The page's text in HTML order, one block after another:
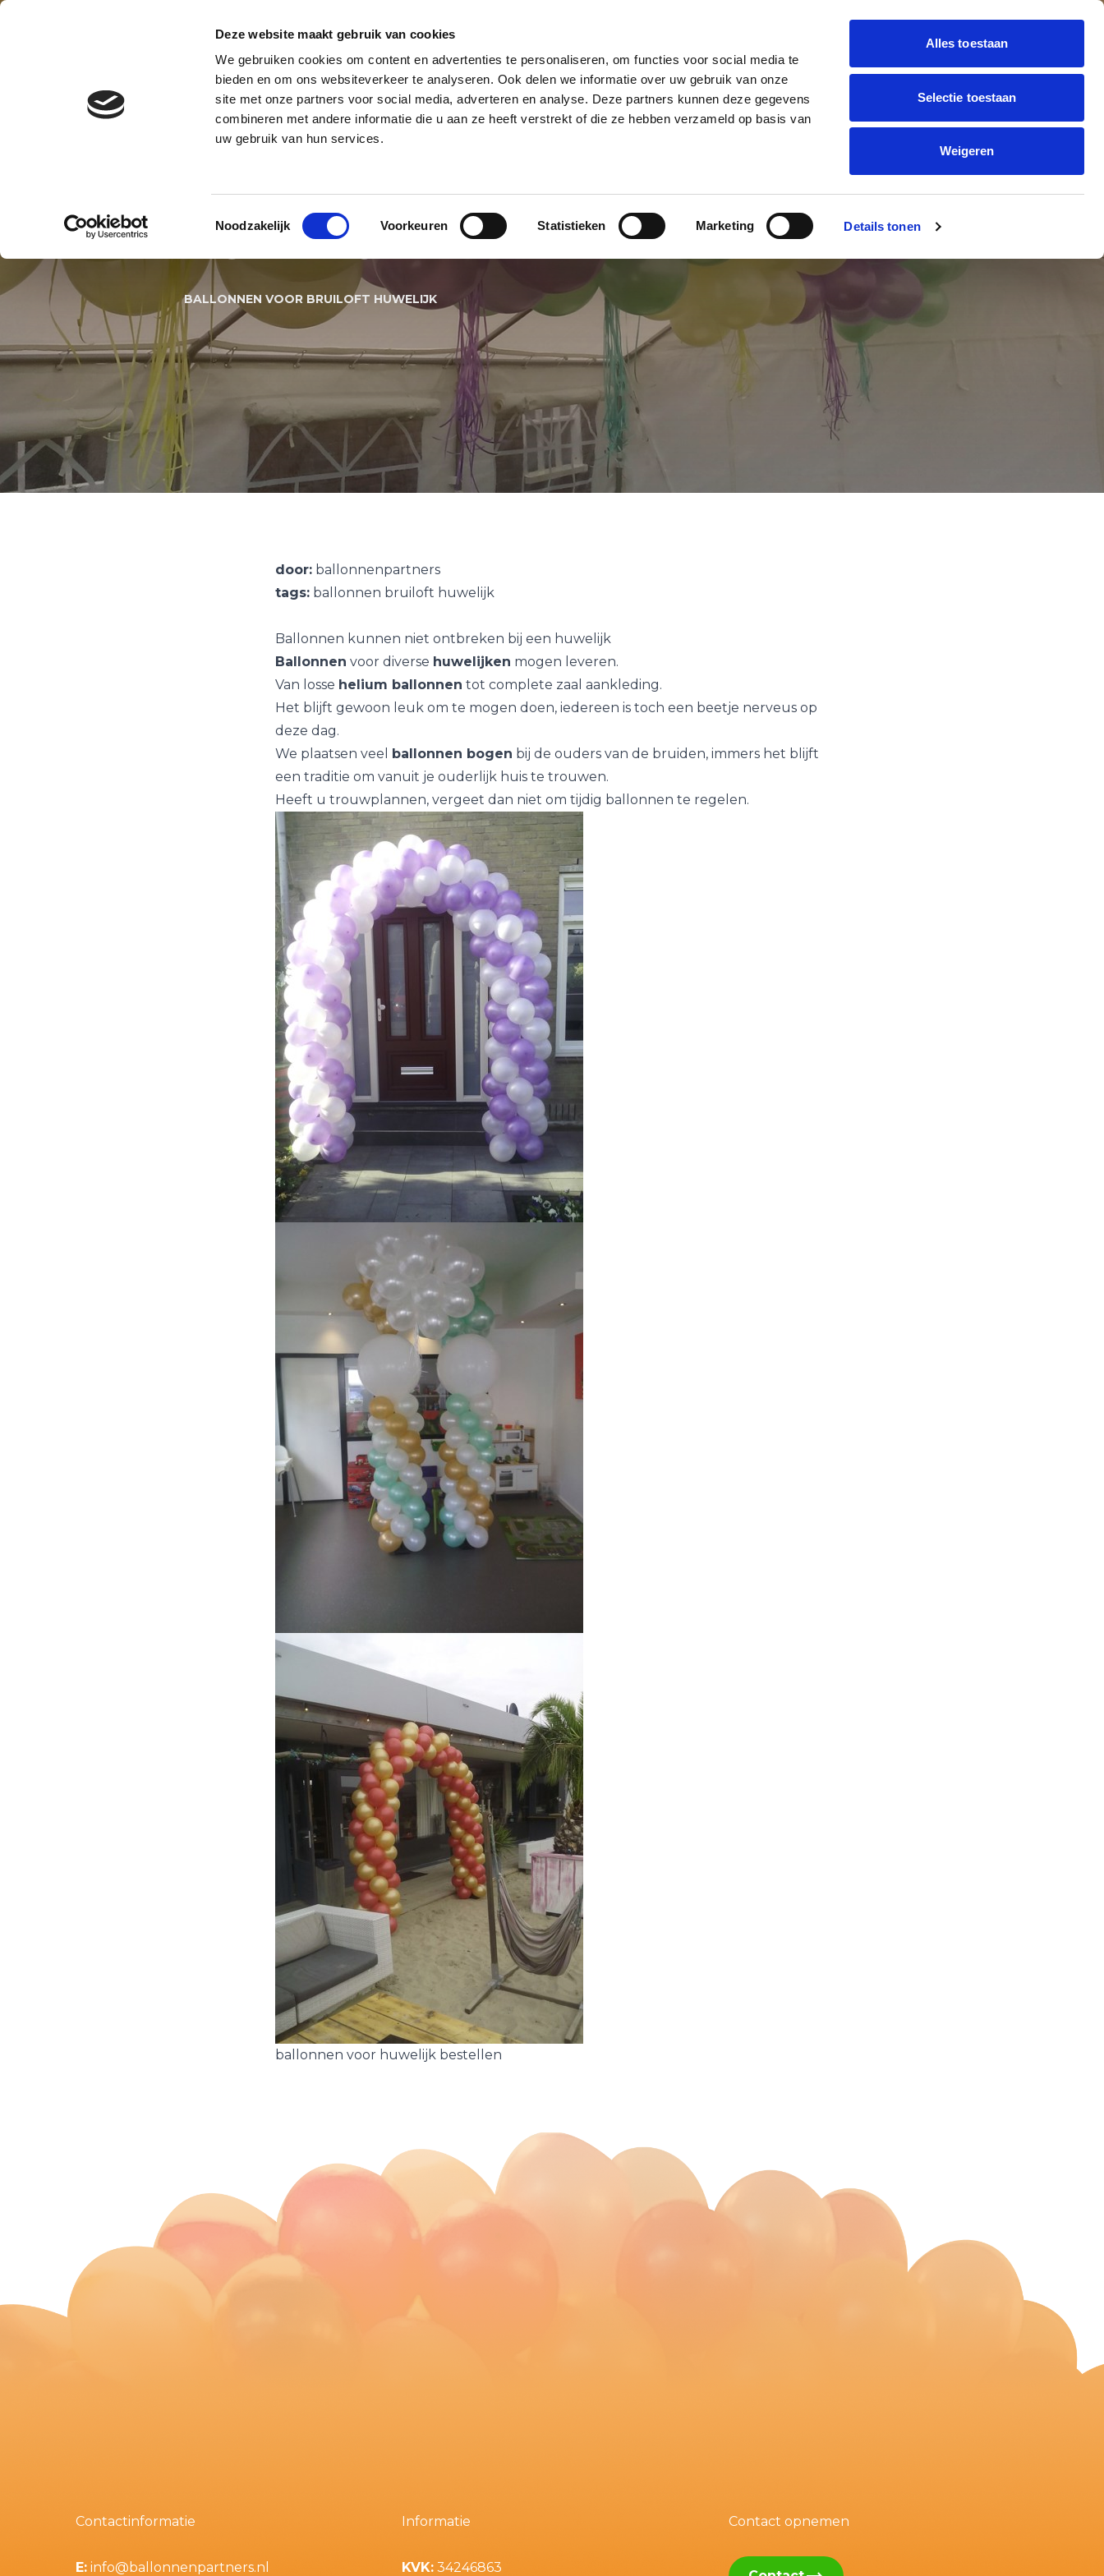
Deze website maakt gebruik van cookies
We gebruiken cookies om content en advertenties te personaliseren, om functies voor social media te
bieden en om ons websiteverkeer te analyseren. Ook delen we informatie over uw gebruik van onze
site met onze partners voor social media, adverteren en analyse. Deze partners kunnen deze gegevens
combineren met andere informatie die u aan ze heeft verstrekt of die ze hebben verzameld op basis van
uw gebruik van hun services.
Toestemmingsselectie
Noodzakelijk Voorkeuren Statistieken Marketing Details tonen
Alles toestaan
Selectie toestaan
Weigeren
BALLONNENBOOGBALLONNENPILAARHELIUM BALLONNENHELIUM BALLON TROSSENREUZE BALLON DECORATIE
BALLONNEN DECORATIES SPECIALS BALLONNEN BEZORGSERVICE BALLON KLEUREN BALLONNEN BEDRUKKEN
aanvragen
BALLONNEN VOOR BRUILOFT
HUWELIJK
BALLONNEN VOOR BRUILOFT HUWELIJK
door:ballonnenpartners
tags:ballonnen bruiloft huwelijk
Ballonnen kunnen niet ontbreken bij een huwelijk
Ballonnen voor diverse huwelijken mogen leveren.
Van losse helium ballonnen tot complete zaal aankleding.
Het blijft gewoon leuk om te mogen doen, iedereen is toch een beetje nerveus op
deze dag.
We plaatsen veel ballonnen bogen bij de ouders van de bruiden, immers het blijft
een traditie om vanuit je ouderlijk huis te trouwen.
Heeft u trouwplannen, vergeet dan niet om tijdig ballonnen te regelen.
ballonnen voor huwelijk bestellen
Contactinformatie
E: info@ballonnenpartners.nl
Informatie
KVK: 34246863
Contact opnemen